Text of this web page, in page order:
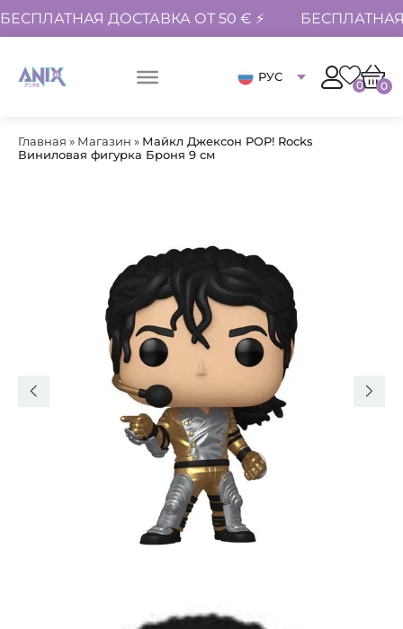
БЕСПЛАТНАЯ ДОСТАВКА ОТ 50 € ⚡
РУС
0 0
Главная » Магазин » Майкл Джексон POP! Rocks
Виниловая фигурка Броня 9 см